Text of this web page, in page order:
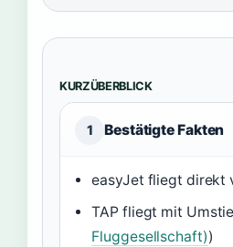
KURZÜBERBLICK
1 Bestätigte Fakten
easyJet fliegt direkt
TAP fliegt mit
Fluggesellschaft))